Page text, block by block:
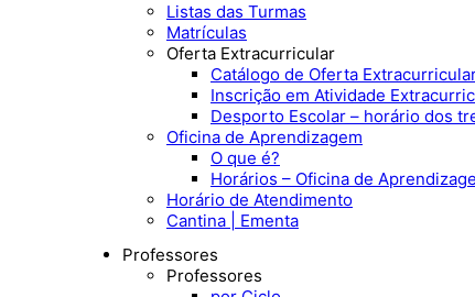
Listas das Turmas
Matrículas
Oferta Extracurricular
Catálogo de Oferta
Inscrição em Atividade
Desporto Escolar – horário dos
Oficina de Aprendizagem
O que é?
Horários – Oficina de
Horário de Atendimento
Cantina | Ementa
Professores
Professores